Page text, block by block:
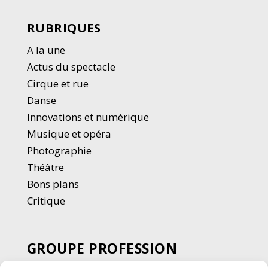
RUBRIQUES
A la une
Actus du spectacle
Cirque et rue
Danse
Innovations et numérique
Musique et opéra
Photographie
Théâtre
Bons plans
Critique
GROUPE PROFESSION